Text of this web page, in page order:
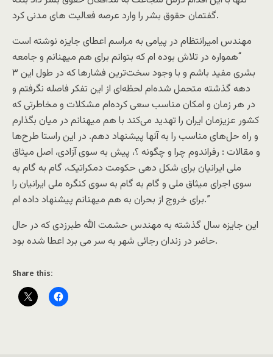
گفتمان حقوق بشر را وارد عرصه فعالیت های مدنی کرد.
مهندس امیرانتظام در پیامی به مراسم اعطای جایزه نوشته است
“همواره در تلاش بوده ام که بتوانم برای هم میهنانم و جامعه
بشری مفید باشم و با وجود سخت‌ترین فشارها که در طول این ۳
دهه گذشته متحمل شده‌ام لحظه‌ای از این تفکر فاصله نگرفتم و
در هر زمان و امکان مناسب سعی‌ کرده‌ام مشکلات و مخاطرتی که
کشور عزیزمان ایران را تهدید می‌کند با هم میهنانم در میان بگذارم
و راه حل‌های مناسب را به آنها پیشنهاد دهم. در این راستا طرح‌ها
و مقالات : رفراندوم چرا و چگونه ؟، پیش به سوی آزادی، اصل میثاق
ملی‌ ایرانیان برای شکل دهی‌ حکومت دمکراتیک، گام به گام به
سوی اجرای میثاق ملی‌ و گام به گام به سوی کنگره ملی‌ ایرانیان را
برای خروج از بحران به هم میهنانم پیشنهاد داده ام.”
این جایزه سال گذشته به مهندس حشمت الله طبرزدی که در حال
حاضر در زندان رجائی شهر به سر می برد اعطا شده بود.
Share this: